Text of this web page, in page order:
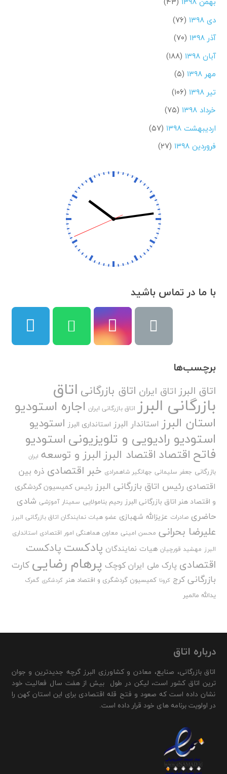
دی ۱۳۹۸
(۷۶)
آذر ۱۳۹۸
(۷۰)
آبان ۱۳۹۸
(۱۸۸)
مهر ۱۳۹۸
(۵)
تیر ۱۳۹۸
(۱۰۶)
خرداد ۱۳۹۸
(۷۵)
اردیبهشت ۱۳۹۸
(۵۷)
فروردین ۱۳۹۸
(۲۷)
با ما در تماس باشید
برچسب‌ها
اتاق البرزاتاق ایران اتاق بازرگانی اتاق
بازرگانی البرز اتاق بازرگانی ایران اجاره استودیو
استان البرز استاندار البرز استانداری البرز استودیو
استودیو رادیویی و تلویزیونیاستودیو
فاتح اقتصاد اقتصاد البرزالبرز و توسعه ایران
بازرگانی جعفر سلیمانی جهانگیر شاهمرادی خبر اقتصادی ذره بین
اقتصادی رئیس اتاق بازرگانی البرز رئیس کمیسیون گردشگری
و اقتصاد هنر اتاق بازرگانی البرز رحیم بنامولایی سمینار آموزشی شادی
حاضری صادرات عزیزالله شهبازی عضو هیات نمایندگان اتاق بازرگانی البرز
علیرضا بحرانی محسن امینی معاون هماهنگی امور اقتصادی استانداری
البرز مهشید قورچیان هیات نمایندگان پادکست پادکست
اقتصادی پارک ملی ایران کوچک پرهام رضایی کارت
بازرگانی کرج کرونا کمیسیون گردشگری و اقتصاد هنر گردشگری گمرک
یدالله مالمیر
درباره اتاق
اتاق بازرگانی، صنایع، معادن و کشاورزی البرز گرچه جدیدترین و جوان
ترین اتاق کشور است، لیکن در طول بیش از هفت سال فعالیت خود
نشان داده است که صعود و فتح قله اقتصادی برای این استان کهن را
در اولویت برنامه های خود قرار داده است.